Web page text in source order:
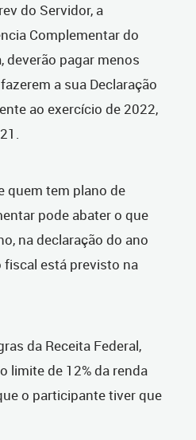
do Servidor, a
Complementar do
deverão pagar menos
a sua Declaração
ao exercício de 2022,
quem tem plano de
pode abater o que
na declaração do ano
está previsto na
da Receita Federal,
limite de 12% da renda
o participante tiver que